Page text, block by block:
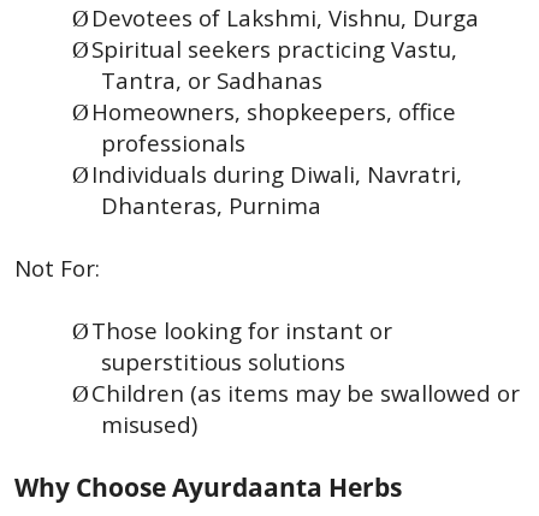
Ø Devotees of Lakshmi, Vishnu, Durga
ØSpiritual seekers practicing Vastu,
Tantra, or Sadhanas
Ø Homeowners, shopkeepers, office
professionals
Ø Individuals during Diwali, Navratri,
Dhanteras, Purnima
Not For:
ØThose looking for instant or
superstitious solutions
ØChildren (as items may be swallowed or
misused)
Why Choose Ayurdaanta Herbs